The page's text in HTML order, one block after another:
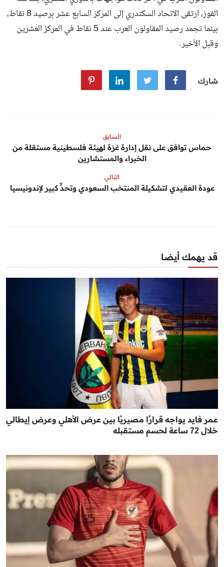
الفوز، ارتقى الاتحاد السكندري إلى المركز السابع عشر برصيد 8 نقاط،
بينما تجمد رصيد المقاولون العرب عند 5 نقاط في المركز العشرين
وقبل الأخير.
شارك
السابق
حماس توافق على نقل إدارة غزة لهيئة فلسطينية مستقلة من
الخبراء والمستشارين
التالي
عودة العقيدي لتشكيلة المنتخب السعودي وتحدٍّ كبير لإندونيسيا
قد يهمك أيضا
عمر فايد يواجه قرارًا مصيريًا بين عرض الأهلي وعرض إيطالي
خلال 72 ساعة لحسم مستقبله